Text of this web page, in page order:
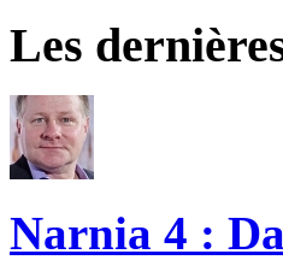
Les
Narnia 4 :